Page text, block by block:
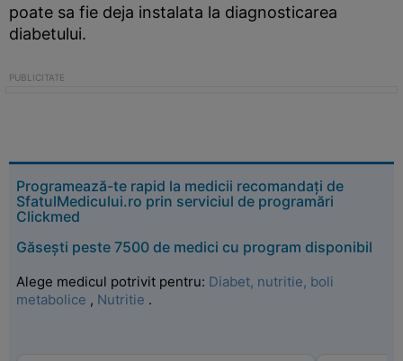
poate sa fie deja instalata la diagnosticarea
diabetului.
Programează-te rapid la medicii recomandați de
SfatulMedicului.ro prin serviciul de programări
Clickmed
Găsești peste 7500 de medici cu program disponibil
Alege medicul potrivit pentru: Diabet, nutritie, boli
metabolice , Nutritie .